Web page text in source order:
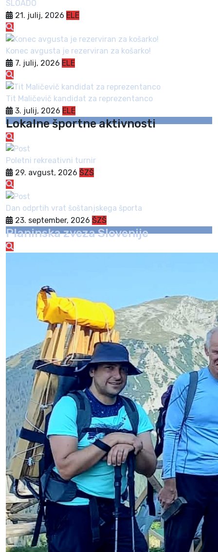
SLOADO
21. julij, 2026 ELE
Konec avgusta je rezerviran za košarko!
7. julij, 2026 ELE
Tit Maličevič kandidat za reprezentanco
3. julij, 2026 ELE
Lokalne športne aktivnosti
Poletni rekreativni turnir
29. avgust, 2026 ŠZŠ
Dan odprtih vrat šoštanjskega športa
23. september, 2026 ŠZŠ
Planinska zveza Slovenije